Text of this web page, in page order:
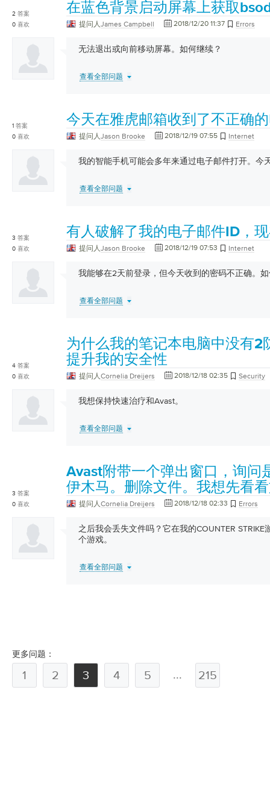
2 答案
0 喜欢
在蓝色背景启动屏幕上获取
提问人James Campbell 2018/12/20 11:37 Errors
无法退出或向前移动屏幕。如何继续？
查看全部问题
1 答案
0 喜欢
今天在雅虎邮箱收到了不正确
提问人Jason Brooke 2018/12/19 07:55 Internet
我的智能手机可能会多年来通过电子邮件打开。今
查看全部问题
3 答案
0 喜欢
有人破解了我的电子邮件ID，
提问人Jason Brooke 2018/12/19 07:53 Internet
我能够在2天前登录，但今天收到的密码不正确。
查看全部问题
4 答案
0 喜欢
为什么我的笔记本电脑中没有2
提升我的安全性
提问人Cornelia Dreijers 2018/12/18 02:35 Security
我想保持快速治疗和Avast。
查看全部问题
3 答案
0 喜欢
Avast附带一个弹出窗口，询问
伊木马。删除文件。我想先看
提问人Cornelia Dreijers 2018/12/18 02:33 Errors
之后我会丢失文件吗？它在我的COUNTER
个游戏。
查看全部问题
更多问题：
1 2 3 4 5 ... 215